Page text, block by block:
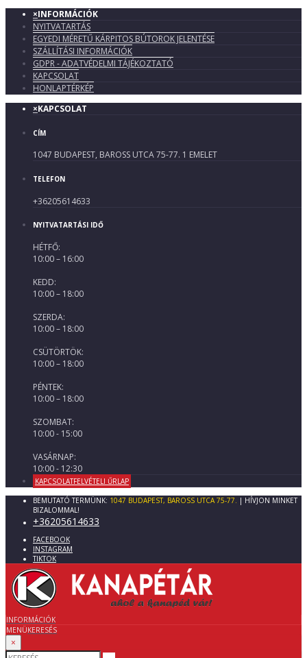
×INFORMÁCIÓK
NYITVATARTÁS
EGYEDI MÉRETŰ KÁRPITOS BÚTOROK JELENTÉSE
SZÁLLÍTÁSI INFORMÁCIÓK
GDPR - ADATVÉDELMI TÁJÉKOZTATÓ
KAPCSOLAT
HONLAPTÉRKÉP
×KAPCSOLAT
CÍM
1047 BUDAPEST, BAROSS UTCA 75-77. 1 EMELET
TELEFON
+36205614633
NYITVATARTÁSI IDŐ
HÉTFŐ:
10:00 – 16:00
KEDD:
10:00 – 18:00
SZERDA:
10:00 – 18:00
CSÜTÖRTÖK:
10:00 – 18:00
PÉNTEK:
10:00 – 18:00
SZOMBAT:
10:00 - 15:00
VASÁRNAP:
10:00 - 12:30
KAPCSOLATFELVÉTELI ŰRLAP
BEMUTATÓ TERMÜNK: 1047 BUDAPEST, BAROSS UTCA 75-77.
| HÍVJON MINKET
BIZALOMMAL!
+36205614633
FACEBOOK
INSTAGRAM
TIKTOK
INFORMÁCIÓK
MENÜKERESÉS
×